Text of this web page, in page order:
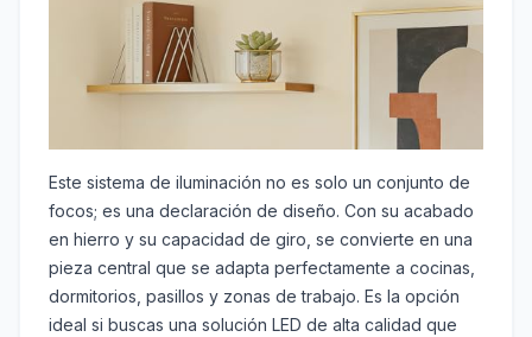
Este sistema de iluminación no es solo un conjunto de
focos; es una declaración de diseño. Con su acabado
en hierro y su capacidad de giro, se convierte en una
pieza central que se adapta perfectamente a cocinas,
dormitorios, pasillos y zonas de trabajo. Es la opción
ideal si buscas una solución LED de alta calidad que